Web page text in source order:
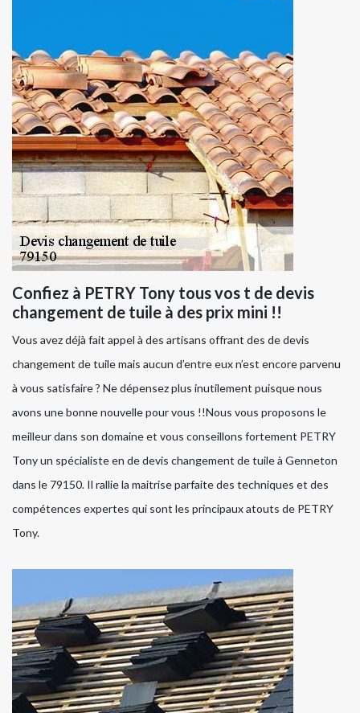
Confiez à PETRY Tony tous vos t de devis
changement de tuile à des prix mini !!
Vous avez déjà fait appel à des artisans offrant des de devis
changement de tuile mais aucun d’entre eux n’est encore parvenu
à vous satisfaire ? Ne dépensez plus inutilement puisque nous
avons une bonne nouvelle pour vous !!Nous vous proposons le
meilleur dans son domaine et vous conseillons fortement PETRY
Tony un spécialiste en de devis changement de tuile à Genneton
dans le 79150. Il rallie la maitrise parfaite des techniques et des
compétences expertes qui sont les principaux atouts de PETRY
Tony.